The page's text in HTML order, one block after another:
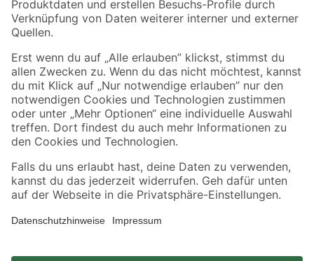
Sicher einkaufen
Jetzt die toom-App herunterladen
Alle Preisangaben in EUR inkl. gesetzl. MwSt.. Die dargestellten Angebote sind unter
Umständen nicht in allen Märkten verfügbar. Die angegebenen Verfügbarkeiten beziehen
sich auf den unter "Mein Markt" ausgewählten toom Baumarkt. Alle Angebote und
*Paketversand ab 59 € versandkostenfrei, gilt nicht für Artikel mit Speditionsversand, hier
fallen zusätzliche Versandkosten an.